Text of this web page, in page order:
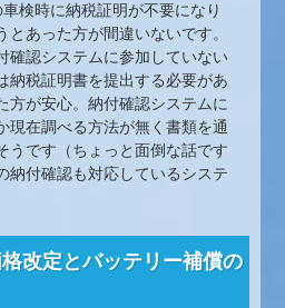
検時に納税証明が不要になり
とあった方が間違いないです。
確認システムに参加していない
納税証明書を提出する必要があ
方が安心。納付確認システムに
現在調べる方法が無く書類を通
うです（ちょっと面倒な話です
納付確認も対応しているシステ
改定とバッテリー補償の